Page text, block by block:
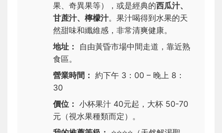
果、奇異果等），或是經典的西瓜汁、
甘蔗汁、檸檬汁。果汁喝得到水果的天
然甜味和纖維感，非常清爽健康。
地址：
自由黃昏市場中間走道，靠近熟
食區。
營業時間： 約下午 3：00 – 晚上 8：
30
價位： 小杯果汁 40元起，大杯 50-70
元（視水果種類而定）。